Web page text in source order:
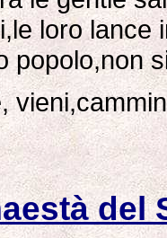
loro lance
popolo,non
del